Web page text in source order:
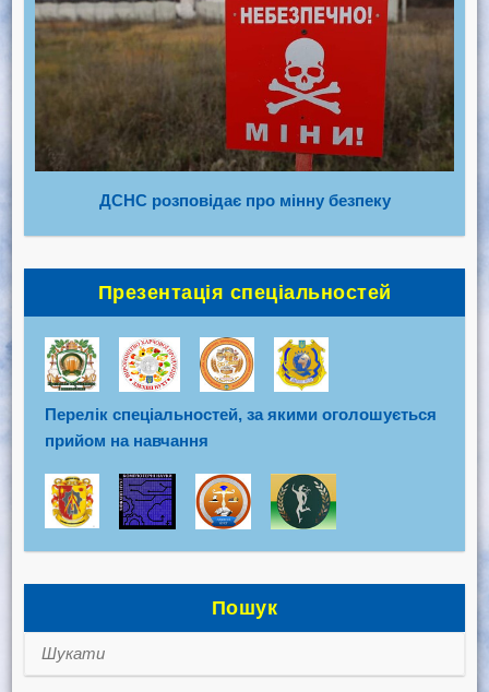
ДСНС розповідає про мінну безпеку
Презентація спеціальностей
Перелік спеціальностей, за якими оголошується
прийом на навчання
Пошук
Шукати